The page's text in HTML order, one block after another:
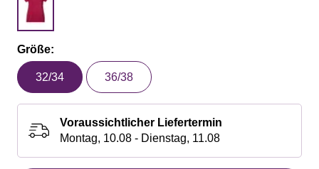
Größe:
32/34 36/38
Voraussichtlicher Liefertermin
Montag, 10.08 - Dienstag, 11.08